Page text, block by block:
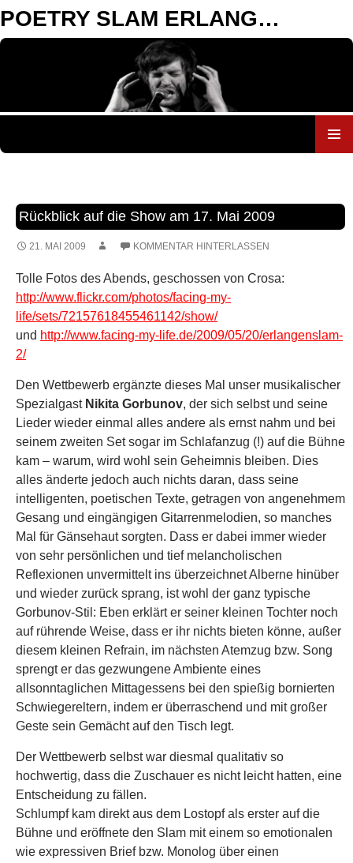
POETRY SLAM ERLANGEN
Rückblick auf die Show am 17. Mai 2009
21. MAI 2009 KOMMENTAR HINTERLASSEN
Tolle Fotos des Abends, geschossen von Crosa:
http://www.flickr.com/photos/facing-my-
life/sets/72157618455461142/show/
und http://www.facing-my-life.de/2009/05/20/erlangenslam-
2/
Den Wettbewerb ergänzte dieses Mal unser musikalischer
Spezialgast Nikita Gorbunov, der sich selbst und seine
Lieder wieder einmal alles andere als ernst nahm und bei
seinem zweiten Set sogar im Schlafanzug (!) auf die Bühne
kam – warum, wird wohl sein Geheimnis bleiben. Dies
alles änderte jedoch auch nichts daran, dass seine
intelligenten, poetischen Texte, getragen von angenehmem
Gesang und eingängigen Gitarrenmelodien, so manches
Mal für Gänsehaut sorgten. Dass er dabei immer wieder
von sehr persönlichen und tief melancholischen
Reflexionen unvermittelt ins überzeichnet Alberne hinüber
und wieder zurück sprang, ist wohl der ganz typische
Gorbunov-Stil: Eben erklärt er seiner kleinen Tochter noch
auf rührende Weise, dass er ihr nichts bieten könne, außer
diesem kleinen Refrain, im nächsten Atemzug bzw. Song
sprengt er das gezwungene Ambiente eines
allsonntaglichen Mittagessens bei den spießig bornierten
Schwiegereltern, indem er überraschend und mit großer
Geste sein Gemächt auf den Tisch legt.
Der Wettbewerb selbst war diesmal qualitativ so
hochwertig, dass die Zuschauer es nicht leicht hatten, eine
Entscheidung zu fällen.
Schlumpf kam direkt aus dem Lostopf als erster auf die
Bühne und eröffnete den Slam mit einem so emotionalen
wie expressiven Brief bzw. Monolog über einen